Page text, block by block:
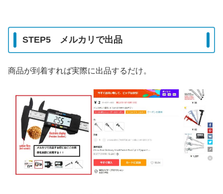
STEP5 メルカリで出品
商品が到着すれば実際に出品するだけ。